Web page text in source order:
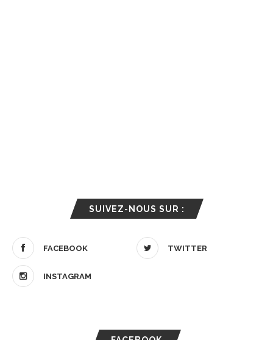
SUIVEZ-NOUS SUR :
FACEBOOK TWITTER
INSTAGRAM